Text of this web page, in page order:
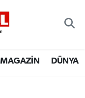
MAGAZİN DÜNYA